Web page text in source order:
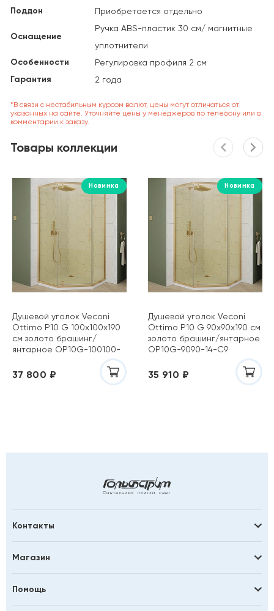
Поддон Приобретается отдельно
Оснащение
Ручка ABS-пластик 30 см/ магнитные
уплотнители
Особенности Регулировка профиля 2 см
Гарантия 2 года
*В связи с нестабильным курсом валют, цены могут отличаться от
указанных на сайте. Уточняйте цены у менеджеров по телефону или в
комментарии к заказу.
Товары коллекции
Новинка
Душевой уголок Veconi
Ottimo P10 G 100х100х190
см золото брашинг/
янтарное OP10G-100100-
37 800 ₽
Новинка
Душевой уголок Veconi
Ottimo P10 G 90х90х190 см
золото брашинг/янтарное
OP10G-9090-14-C9
35 910 ₽
Контакты
Магазин
Помощь